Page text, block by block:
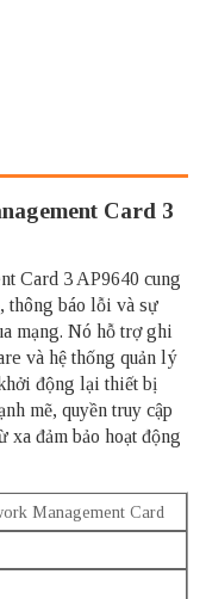
Card 3
Card 3 AP9640 cung
thông báo lỗi và sự
mạng. Nó hỗ trợ ghi
và hệ thống quản lý
động lại thiết bị
mẽ, quyền truy cập
xa đảm bảo hoạt động
Management Card